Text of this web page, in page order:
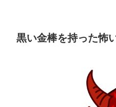
黒い金棒を持った怖